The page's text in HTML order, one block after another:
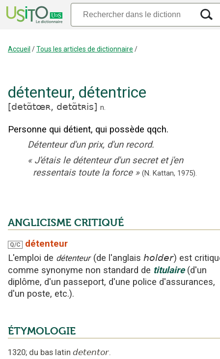
Accueil /Tous les articles de dictionnaire /
détenteur, détentrice
[detɑ̃tœʀ, detɑ̃tʀis] n.
Personne qui détient, qui possède qqch.
Détenteur d'un prix, d'un record.
« J'étais le détenteur d'un secret et j'en
ressentais toute la force » (N. Kattan, 1975).
ANGLICISME CRITIQUÉ
Q/C
détenteur
L'emploi de détenteur (de l'anglais holder) est
comme synonyme non standard de titulaire (d'un
diplôme, d'un passeport, d'une police d'assurances,
d'un poste, etc.).
ÉTYMOLOGIE
1320; du bas latin detentor.